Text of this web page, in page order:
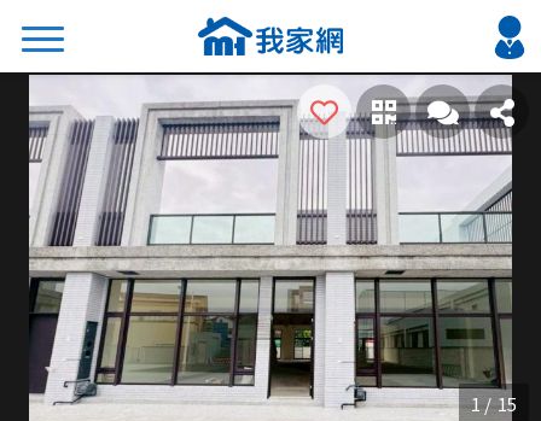
搜尋
熱門關鍵字
2026 台北降價好屋限量釋出
2026 新北降價好屋限量釋出
2026 台中降價好屋限量釋出
2026 台南降價好屋限量釋出
2026 高雄降價好屋限量釋出